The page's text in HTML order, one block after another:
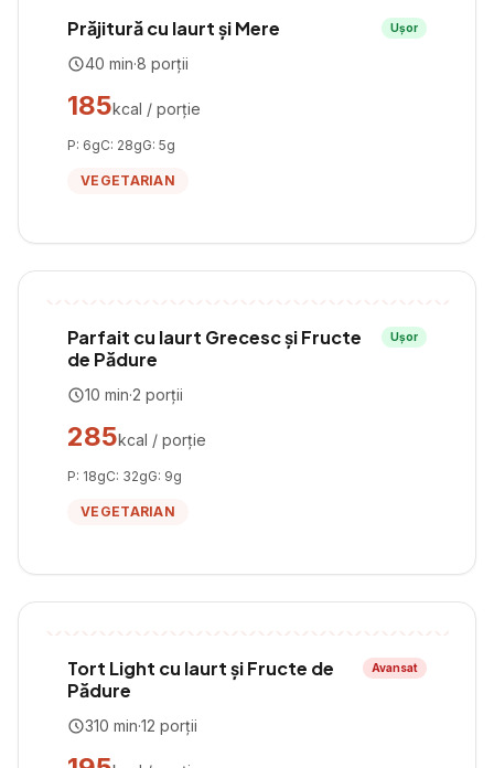
Prăjitură cu Iaurt și Mere Ușor
40 min·8 porții
185kcal / porție
P: 6gC: 28gG: 5g
VEGETARIAN
Parfait cu Iaurt Grecesc și Fructe
de Pădure
Ușor
10 min·2 porții
285kcal / porție
P: 18gC: 32gG: 9g
VEGETARIAN
Tort Light cu Iaurt și Fructe de
Pădure
Avansat
310 min·12 porții